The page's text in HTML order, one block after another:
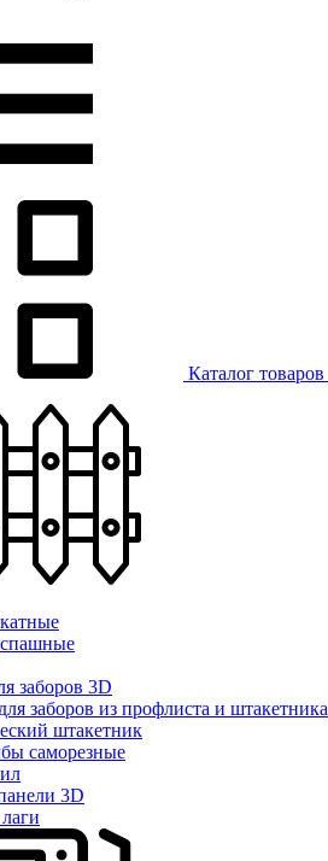
Каталог товаров
заборов 3D
заборов из профлиста и штакетника
штакетник
саморезные
3D